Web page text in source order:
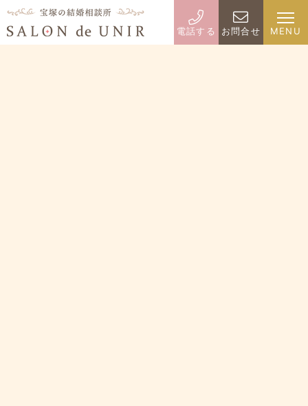
電話する お問合せ